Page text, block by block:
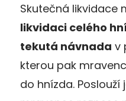
Skutečná likvidace
likvidaci celého
tekutá návnada v
kterou pak
do hnízda.